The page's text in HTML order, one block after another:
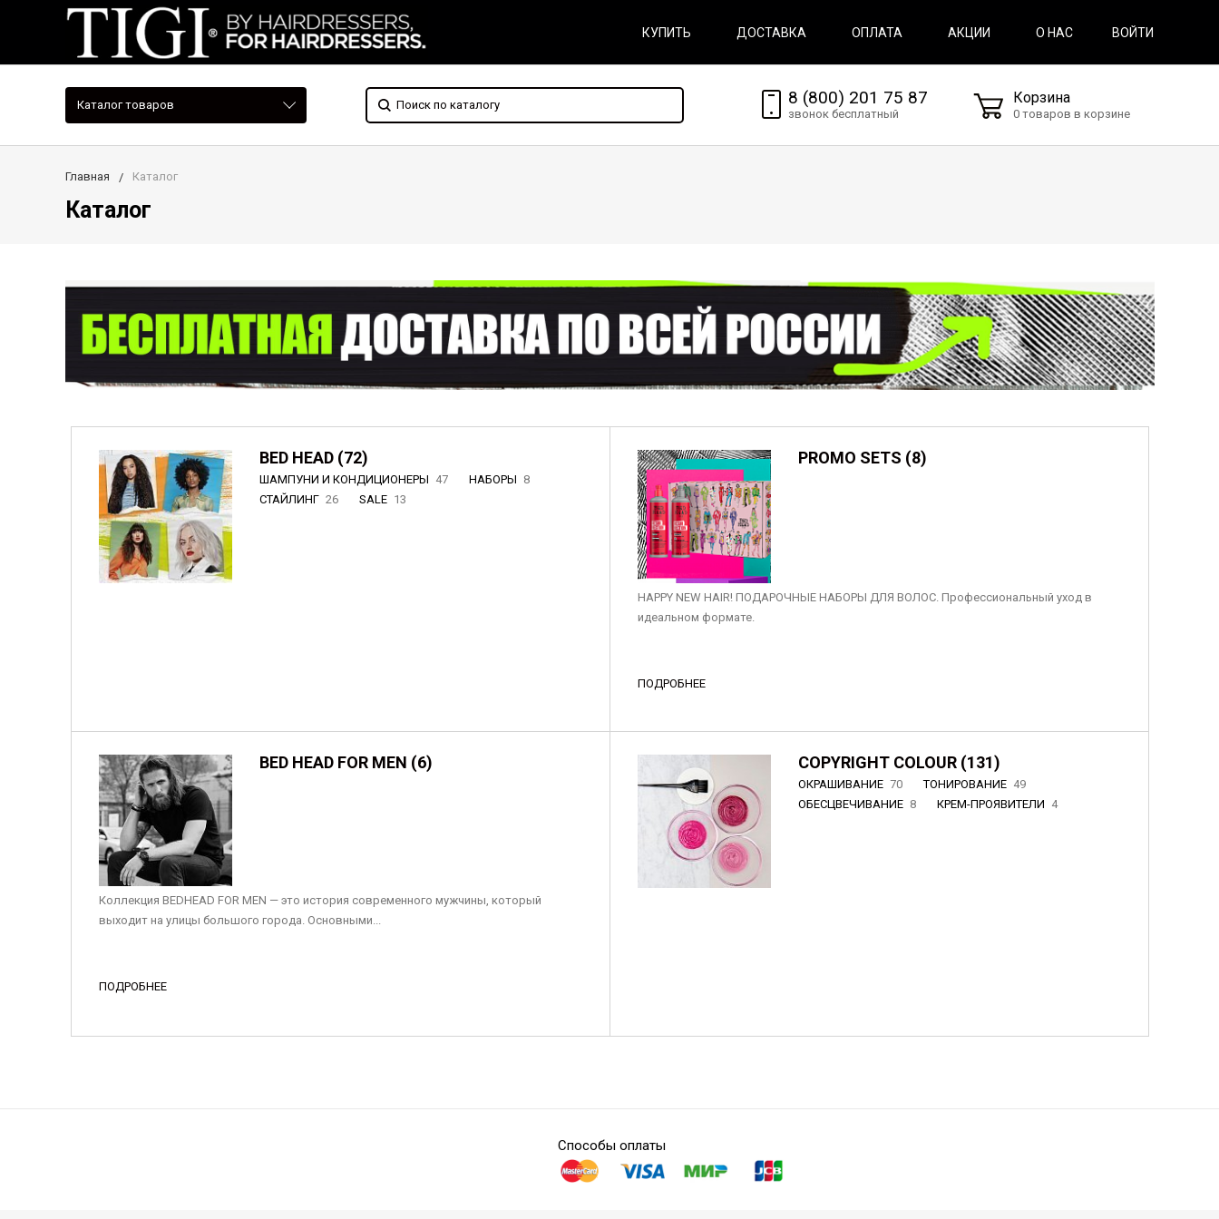
КУПИТЬ ДОСТАВКА ОПЛАТА АКЦИИ О НАС ВОЙТИ
Каталог товаров 8 (800) 201 75 87
звонок бесплатный
Корзина
0 товаров в корзине
Главная Каталог
Каталог
BED HEAD (72)
ШАМПУНИ И КОНДИЦИОНЕРЫ 47 НАБОРЫ 8
СТАЙЛИНГ 26 SALE 13
PROMO SETS (8)
HAPPY NEW HAIR! ПОДАРОЧНЫЕ НАБОРЫ ДЛЯ ВОЛОС. Профессиональный уход в
идеальном формате.
ПОДРОБНЕЕ
BED HEAD FOR MEN (6)
Коллекция BEDHEAD FOR MEN — это история современного мужчины, который
выходит на улицы большого города. Основными...
ПОДРОБНЕЕ
COPYRIGHT COLOUR (131)
ОКРАШИВАНИЕ 70 ТОНИРОВАНИЕ 49
ОБЕСЦВЕЧИВАНИЕ 8 КРЕМ-ПРОЯВИТЕЛИ 4
Способы оплаты